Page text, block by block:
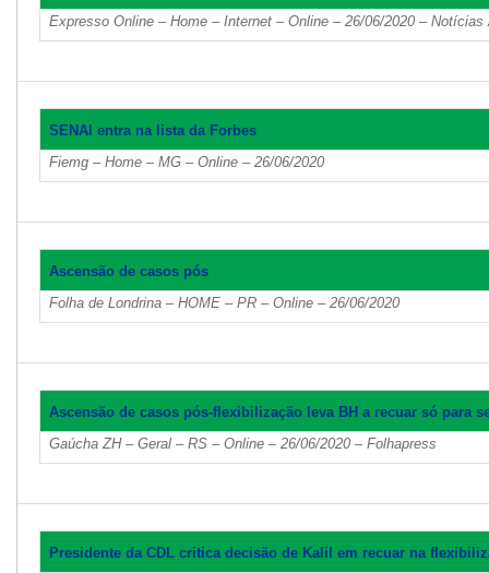
Expresso Online – Home – Internet – Online – 26/06/2020 – Notícias
SENAI entra na lista da Forbes
Fiemg – Home – MG – Online – 26/06/2020
Ascensão de casos pós
Folha de Londrina – HOME – PR – Online – 26/06/2020
Ascensão de casos pós-flexibilização leva BH a recuar só para
Gaúcha ZH – Geral – RS – Online – 26/06/2020 – Folhapress
Presidente da CDL critica decisão de Kalil em recuar na